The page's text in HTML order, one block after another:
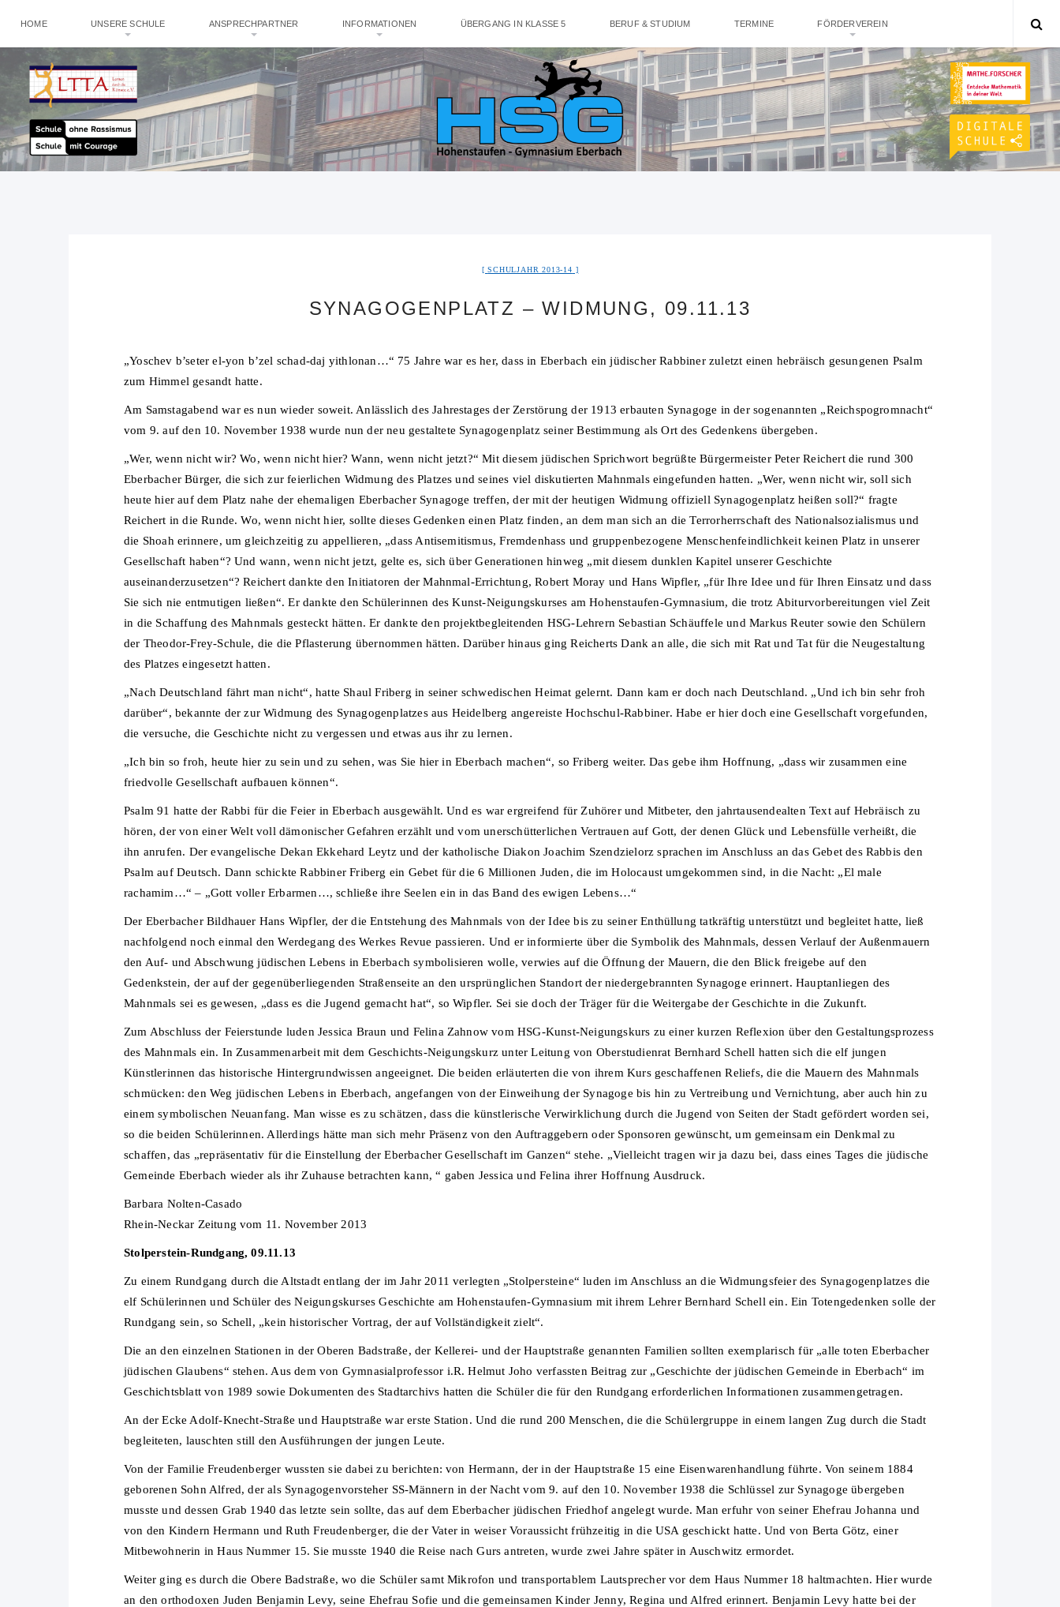
HOME UNSERE SCHULE ANSPRECHPARTNER INFORMATIONEN ÜBERGANG IN KLASSE 5 BERUF & STUDIUM TERMINE FÖRDERVEREIN
SCHULJAHR 2013-14
SYNAGOGENPLATZ – WIDMUNG, 09.11.13
„Yoschev b’seter el-yon b’zel schad-daj yithlonan…“ 75 Jahre war es her, dass in Eberbach ein jüdischer Rabbiner zuletzt einen hebräisch gesungenen Psalm
zum Himmel gesandt hatte.
Am Samstagabend war es nun wieder soweit. Anlässlich des Jahrestages der Zerstörung der 1913 erbauten Synagoge in der sogenannten „Reichspogromnacht“
vom 9. auf den 10. November 1938 wurde nun der neu gestaltete Synagogenplatz seiner Bestimmung als Ort des Gedenkens übergeben.
„Wer, wenn nicht wir? Wo, wenn nicht hier? Wann, wenn nicht jetzt?“ Mit diesem jüdischen Sprichwort begrüßte Bürgermeister Peter Reichert die rund 300
Eberbacher Bürger, die sich zur feierlichen Widmung des Platzes und seines viel diskutierten Mahnmals eingefunden hatten. „Wer, wenn nicht wir, soll sich
heute hier auf dem Platz nahe der ehemaligen Eberbacher Synagoge treffen, der mit der heutigen Widmung offiziell Synagogenplatz heißen soll?“ fragte
Reichert in die Runde. Wo, wenn nicht hier, sollte dieses Gedenken einen Platz finden, an dem man sich an die Terrorherrschaft des Nationalsozialismus und
die Shoah erinnere, um gleichzeitig zu appellieren, „dass Antisemitismus, Fremdenhass und gruppenbezogene Menschenfeindlichkeit keinen Platz in unserer
Gesellschaft haben“? Und wann, wenn nicht jetzt, gelte es, sich über Generationen hinweg „mit diesem dunklen Kapitel unserer Geschichte
auseinanderzusetzen“? Reichert dankte den Initiatoren der Mahnmal-Errichtung, Robert Moray und Hans Wipfler, „für Ihre Idee und für Ihren Einsatz und dass
Sie sich nie entmutigen ließen“. Er dankte den Schülerinnen des Kunst-Neigungskurses am Hohenstaufen-Gymnasium, die trotz Abiturvorbereitungen viel Zeit
in die Schaffung des Mahnmals gesteckt hätten. Er dankte den projektbegleitenden HSG-Lehrern Sebastian Schäuffele und Markus Reuter sowie den Schülern
der Theodor-Frey-Schule, die die Pflasterung übernommen hätten. Darüber hinaus ging Reicherts Dank an alle, die sich mit Rat und Tat für die Neugestaltung
des Platzes eingesetzt hatten.
„Nach Deutschland fährt man nicht“, hatte Shaul Friberg in seiner schwedischen Heimat gelernt. Dann kam er doch nach Deutschland. „Und ich bin sehr froh
darüber“, bekannte der zur Widmung des Synagogenplatzes aus Heidelberg angereiste Hochschul-Rabbiner. Habe er hier doch eine Gesellschaft vorgefunden,
die versuche, die Geschichte nicht zu vergessen und etwas aus ihr zu lernen.
„Ich bin so froh, heute hier zu sein und zu sehen, was Sie hier in Eberbach machen“, so Friberg weiter. Das gebe ihm Hoffnung, „dass wir zusammen eine
friedvolle Gesellschaft aufbauen können“.
Psalm 91 hatte der Rabbi für die Feier in Eberbach ausgewählt. Und es war ergreifend für Zuhörer und Mitbeter, den jahrtausendealten Text auf Hebräisch zu
hören, der von einer Welt voll dämonischer Gefahren erzählt und vom unerschütterlichen Vertrauen auf Gott, der denen Glück und Lebensfülle verheißt, die
ihn anrufen. Der evangelische Dekan Ekkehard Leytz und der katholische Diakon Joachim Szendzielorz sprachen im Anschluss an das Gebet des Rabbis den
Psalm auf Deutsch. Dann schickte Rabbiner Friberg ein Gebet für die 6 Millionen Juden, die im Holocaust umgekommen sind, in die Nacht: „El male
rachamim…“ – „Gott voller Erbarmen…, schließe ihre Seelen ein in das Band des ewigen Lebens…“
Der Eberbacher Bildhauer Hans Wipfler, der die Entstehung des Mahnmals von der Idee bis zu seiner Enthüllung tatkräftig unterstützt und begleitet hatte, ließ
nachfolgend noch einmal den Werdegang des Werkes Revue passieren. Und er informierte über die Symbolik des Mahnmals, dessen Verlauf der Außenmauern
den Auf- und Abschwung jüdischen Lebens in Eberbach symbolisieren wolle, verwies auf die Öffnung der Mauern, die den Blick freigebe auf den
Gedenkstein, der auf der gegenüberliegenden Straßenseite an den ursprünglichen Standort der niedergebrannten Synagoge erinnert. Hauptanliegen des
Mahnmals sei es gewesen, „dass es die Jugend gemacht hat“, so Wipfler. Sei sie doch der Träger für die Weitergabe der Geschichte in die Zukunft.
Zum Abschluss der Feierstunde luden Jessica Braun und Felina Zahnow vom HSG-Kunst-Neigungskurs zu einer kurzen Reflexion über den Gestaltungsprozess
des Mahnmals ein. In Zusammenarbeit mit dem Geschichts-Neigungskurz unter Leitung von Oberstudienrat Bernhard Schell hatten sich die elf jungen
Künstlerinnen das historische Hintergrundwissen angeeignet. Die beiden erläuterten die von ihrem Kurs geschaffenen Reliefs, die die Mauern des Mahnmals
schmücken: den Weg jüdischen Lebens in Eberbach, angefangen von der Einweihung der Synagoge bis hin zu Vertreibung und Vernichtung, aber auch hin zu
einem symbolischen Neuanfang. Man wisse es zu schätzen, dass die künstlerische Verwirklichung durch die Jugend von Seiten der Stadt gefördert worden sei,
so die beiden Schülerinnen. Allerdings hätte man sich mehr Präsenz von den Auftraggebern oder Sponsoren gewünscht, um gemeinsam ein Denkmal zu
schaffen, das „repräsentativ für die Einstellung der Eberbacher Gesellschaft im Ganzen“ stehe. „Vielleicht tragen wir ja dazu bei, dass eines Tages die jüdische
Gemeinde Eberbach wieder als ihr Zuhause betrachten kann, “ gaben Jessica und Felina ihrer Hoffnung Ausdruck.
Barbara Nolten-Casado
Rhein-Neckar Zeitung vom 11. November 2013
Stolperstein-Rundgang, 09.11.13
Zu einem Rundgang durch die Altstadt entlang der im Jahr 2011 verlegten „Stolpersteine“ luden im Anschluss an die Widmungsfeier des Synagogenplatzes die
elf Schülerinnen und Schüler des Neigungskurses Geschichte am Hohenstaufen-Gymnasium mit ihrem Lehrer Bernhard Schell ein. Ein Totengedenken solle der
Rundgang sein, so Schell, „kein historischer Vortrag, der auf Vollständigkeit zielt“.
Die an den einzelnen Stationen in der Oberen Badstraße, der Kellerei- und der Hauptstraße genannten Familien sollten exemplarisch für „alle toten Eberbacher
jüdischen Glaubens“ stehen. Aus dem von Gymnasialprofessor i.R. Helmut Joho verfassten Beitrag zur „Geschichte der jüdischen Gemeinde in Eberbach“ im
Geschichtsblatt von 1989 sowie Dokumenten des Stadtarchivs hatten die Schüler die für den Rundgang erforderlichen Informationen zusammengetragen.
An der Ecke Adolf-Knecht-Straße und Hauptstraße war erste Station. Und die rund 200 Menschen, die die Schülergruppe in einem langen Zug durch die Stadt
begleiteten, lauschten still den Ausführungen der jungen Leute.
Von der Familie Freudenberger wussten sie dabei zu berichten: von Hermann, der in der Hauptstraße 15 eine Eisenwarenhandlung führte. Von seinem 1884
geborenen Sohn Alfred, der als Synagogenvorsteher SS-Männern in der Nacht vom 9. auf den 10. November 1938 die Schlüssel zur Synagoge übergeben
musste und dessen Grab 1940 das letzte sein sollte, das auf dem Eberbacher jüdischen Friedhof angelegt wurde. Man erfuhr von seiner Ehefrau Johanna und
von den Kindern Hermann und Ruth Freudenberger, die der Vater in weiser Voraussicht frühzeitig in die USA geschickt hatte. Und von Berta Götz, einer
Mitbewohnerin in Haus Nummer 15. Sie musste 1940 die Reise nach Gurs antreten, wurde zwei Jahre später in Auschwitz ermordet.
Weiter ging es durch die Obere Badstraße, wo die Schüler samt Mikrofon und transportablem Lautsprecher vor dem Haus Nummer 18 haltmachten. Hier wurde
an den orthodoxen Juden Benjamin Levy, seine Ehefrau Sofie und die gemeinsamen Kinder Jenny, Regina und Alfred erinnert. Benjamin Levy hatte bei der